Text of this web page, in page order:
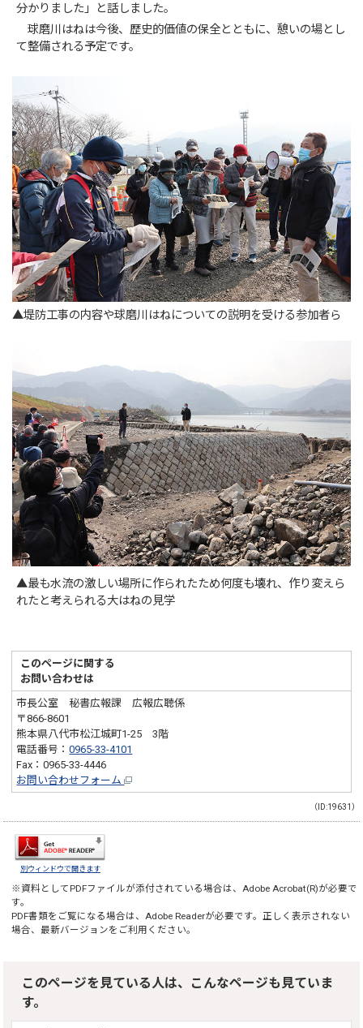
分かりました」と話しました。
球磨川はねは今後、歴史的価値の保全とともに、憩いの場とし
て整備される予定です。
▲堤防工事の内容や球磨川はねについての説明を受ける参加者ら
▲最も水流の激しい場所に作られたため何度も壊れ、作り変えら
れたと考えられる大はねの見学
このページに関する
お問い合わせは
市長公室 秘書広報課 広報広聴係
〒866-8601
熊本県八代市松江城町1-25 3階
電話番号：0965-33-4101
Fax：0965-33-4446
お問い合わせフォーム
（ID:19631）
別ウィンドウで開きます
※資料としてPDFファイルが添付されている場合は、Adobe Acrobat(R)が必要で
す。
PDF書類をご覧になる場合は、Adobe Readerが必要です。正しく表示されない
場合、最新バージョンをご利用ください。
このページを見ている人は、こんなページも見ていま
す。